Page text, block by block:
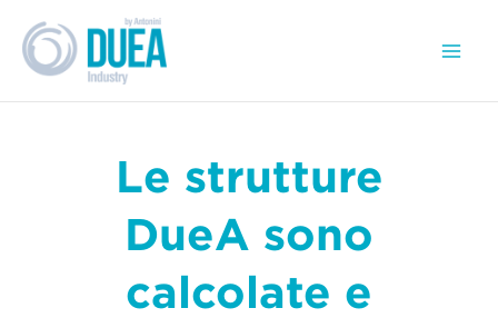
contenuto
Le strutture
DueA sono
calcolate e